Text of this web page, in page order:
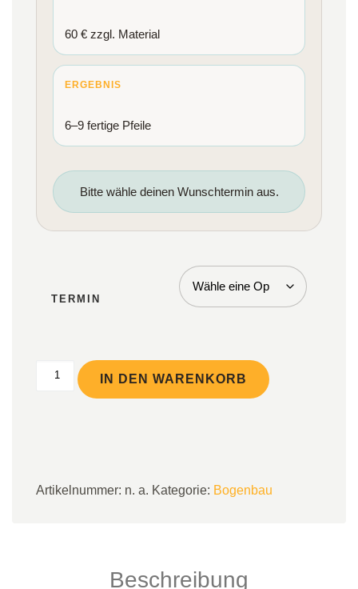
60 € zzgl. Material
ERGEBNIS
6–9 fertige Pfeile
Bitte wähle deinen Wunschtermin aus.
TERMIN
Pfeilwerkstatt – bau deine eigenen Pfeile Menge
IN DEN WARENKORB
Artikelnummer: n. a. Kategorie: Bogenbau
Beschreibung